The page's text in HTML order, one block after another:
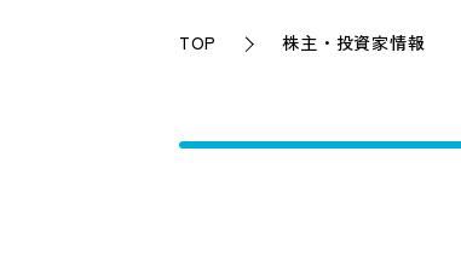
TOP 株主・投資家情報